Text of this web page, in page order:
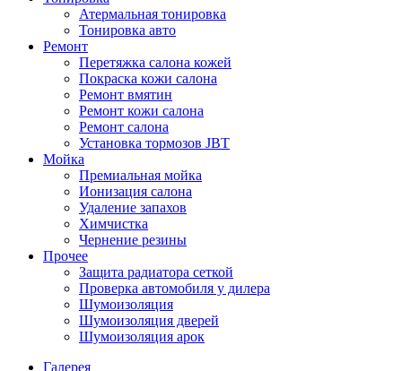
Атермальная тонировка
Тонировка авто
Ремонт
Перетяжка салона кожей
Покраска кожи салона
Ремонт вмятин
Ремонт кожи салона
Ремонт салона
Установка тормозов JBT
Мойка
Премиальная мойка
Ионизация салона
Удаление запахов
Химчистка
Чернение резины
Прочее
Защита радиатора сеткой
Проверка автомобиля у дилера
Шумоизоляция
Шумоизоляция дверей
Шумоизоляция арок
Галерея